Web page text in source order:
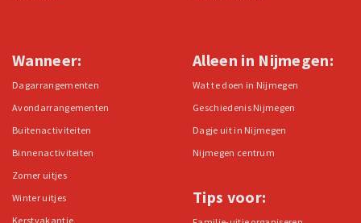
Wanneer:
Dagarrangementen
Avondarrangementen
Buitenactiviteiten
Binnenactiviteiten
Zomer uitjes
Winter uitjes
Kerstvakantie
Alleen in Nijmegen:
Wat te doen in Nijmegen
Geschiedenis Nijmegen
Dagje uit in Nijmegen
Nijmegen centrum
Tips voor: